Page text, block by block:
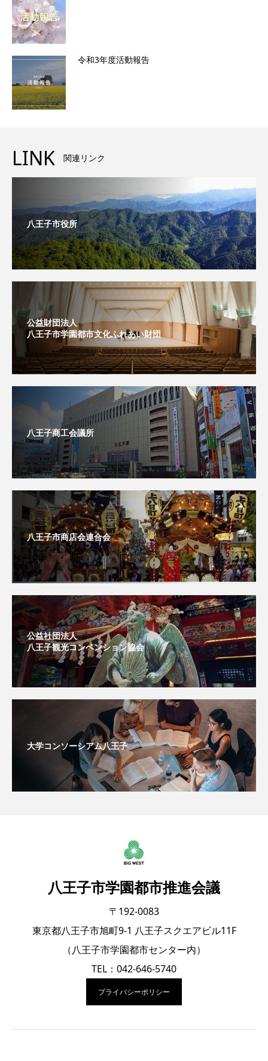
令和3年度活動報告
LINK 関連リンク
八王子市役所
公益財団法人
八王子市学園都市文化ふれあい財団
八王子商工会議所
八王子市商店会連合会
公益社団法人
八王子観光コンベンション協会
大学コンソーシアム八王子
八王子市学園都市推進会議
〒192-0083
東京都八王子市旭町9-1 八王子スクエアビル11F
（八王子市学園都市センター内）
TEL：042-646-5740
プライバシーポリシー